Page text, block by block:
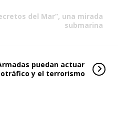
del Mar”, una mirada
submarina
puedan actuar
y el terrorismo